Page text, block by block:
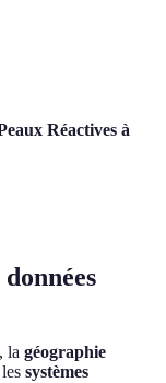
Réactives à
la géographie
systèmes